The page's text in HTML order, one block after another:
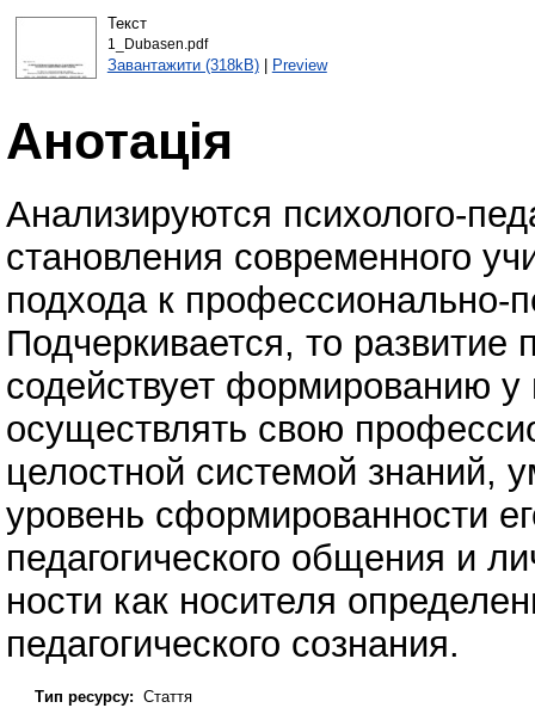
Текст
1_Dubasen.pdf
Завантажити (318kB)| Preview
Анотація
Анализируются психолого-
становления современного
подхода к профессионально-
Подчеркивается, то
содействует формированию у
осуществлять свою
целостной системой знаний,
уровень сформированности
педагогического общения и
ности как носителя
педагогического сознания.
Тип ресурсу: Стаття